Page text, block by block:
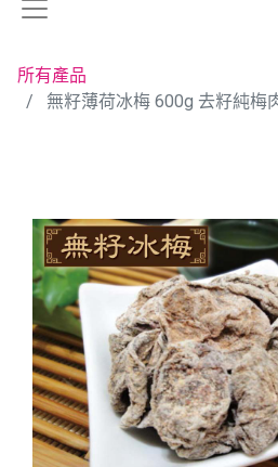
所有產品
無籽薄荷冰梅 600g 去籽純梅